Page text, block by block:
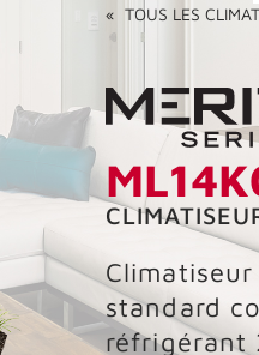
« TOUS LES
standard
réfrigérant